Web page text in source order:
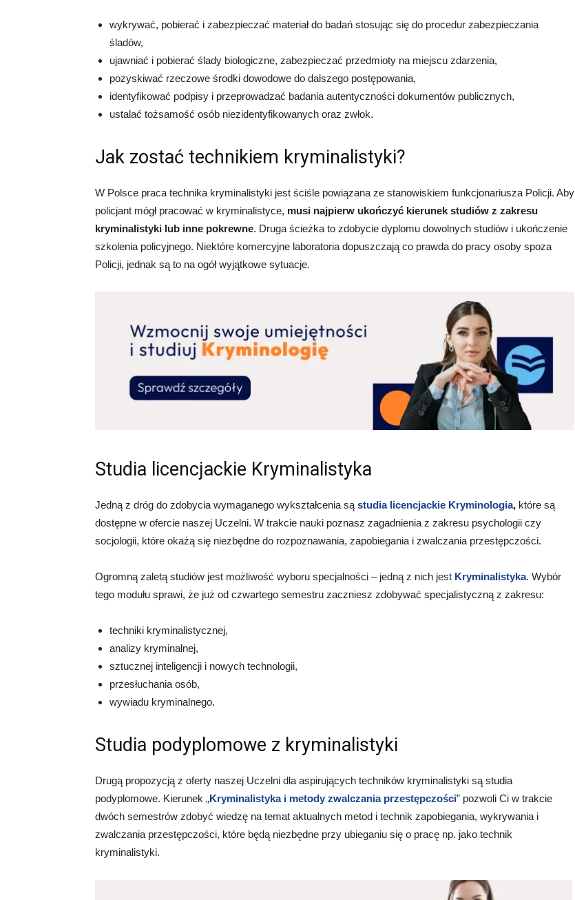
wykrywać, pobierać i zabezpieczać materiał do badań stosując się do procedur zabezpieczania
śladów,
ujawniać i pobierać ślady biologiczne, zabezpieczać przedmioty na miejscu zdarzenia,
pozyskiwać rzeczowe środki dowodowe do dalszego postępowania,
identyfikować podpisy i przeprowadzać badania autentyczności dokumentów publicznych,
ustalać tożsamość osób niezidentyfikowanych oraz zwłok.
Jak zostać technikiem kryminalistyki?
W Polsce praca technika kryminalistyki jest ściśle powiązana ze stanowiskiem funkcjonariusza Policji. Aby
policjant mógł pracować w kryminalistyce, musi najpierw ukończyć kierunek studiów z zakresu
kryminalistyki lub inne pokrewne. Druga ścieżka to zdobycie dyplomu dowolnych studiów i ukończenie
szkolenia policyjnego. Niektóre komercyjne laboratoria dopuszczają co prawda do pracy osoby spoza
Policji, jednak są to na ogół wyjątkowe sytuacje.
Studia licencjackie Kryminalistyka
Jedną z dróg do zdobycia wymaganego wykształcenia są studia licencjackie Kryminologia, które są
dostępne w ofercie naszej Uczelni. W trakcie nauki poznasz zagadnienia z zakresu psychologii czy
socjologii, które okażą się niezbędne do rozpoznawania, zapobiegania i zwalczania przestępczości.
Ogromną zaletą studiów jest możliwość wyboru specjalności – jedną z nich jest Kryminalistyka. Wybór
tego modułu sprawi, że już od czwartego semestru zaczniesz zdobywać specjalistyczną z zakresu:
techniki kryminalistycznej,
analizy kryminalnej,
sztucznej inteligencji i nowych technologii,
przesłuchania osób,
wywiadu kryminalnego.
Studia podyplomowe z kryminalistyki
Drugą propozycją z oferty naszej Uczelni dla aspirujących techników kryminalistyki są studia
podyplomowe. Kierunek „Kryminalistyka i metody zwalczania przestępczości” pozwoli Ci w trakcie
dwóch semestrów zdobyć wiedzę na temat aktualnych metod i technik zapobiegania, wykrywania i
zwalczania przestępczości, które będą niezbędne przy ubieganiu się o pracę np. jako technik
kryminalistyki.